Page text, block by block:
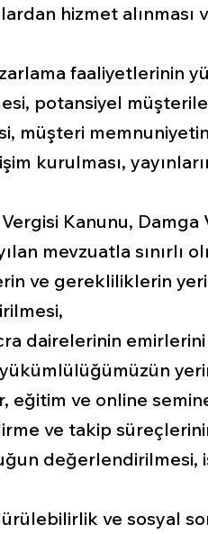
hizmet
faaliyetlerinin
potansiyel
müşteri
kurulması,
Kanunu,
mevzuatla
ve gerekliliklerin
dairelerinin
eğitim ve online
ve takip
ve sosyal